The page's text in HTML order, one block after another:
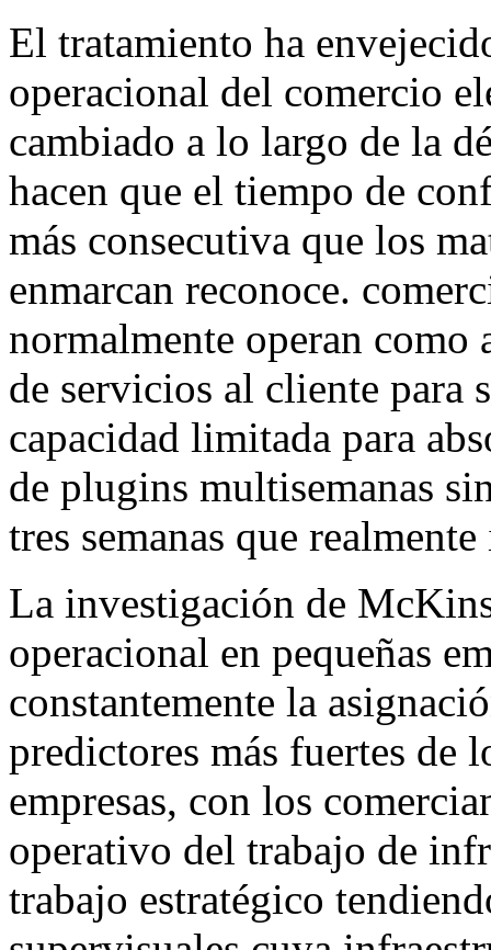
El tratamiento ha
operacional del comercio
cambiado a lo largo de la
hacen que el tiempo de
más consecutiva que los
enmarcan reconoce.
normalmente operan como
de servicios al cliente para
capacidad limitada para
de plugins multisemanas
tres semanas que
La investigación de
operacional en pequeñas
constantemente la
predictores más fuertes de
empresas, con los
operativo del trabajo de
trabajo estratégico